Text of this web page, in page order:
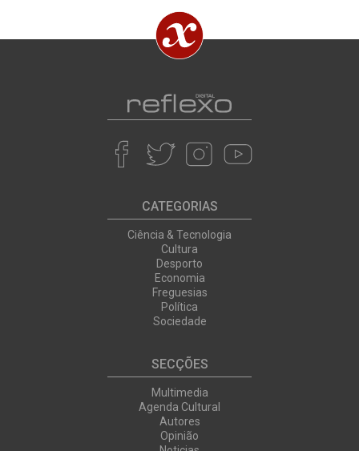
CATEGORIAS
Ciência & Tecnologia
Cultura
Desporto
Economia
Freguesias
Política
Sociedade
SECÇÕES
Multimedia
Agenda Cultural
Autores
Opinião